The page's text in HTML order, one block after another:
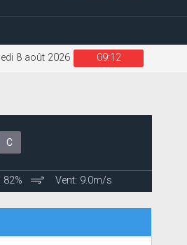
09:12
8 août 2026
C
82% Vent: 9.0m/s